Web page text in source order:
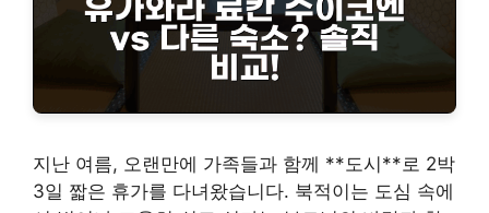
지난 여름, 오랜만에 가족들과 함께 **도시**로 2박
3일 짧은 휴가를 다녀왔습니다. 북적이는 도심 속에